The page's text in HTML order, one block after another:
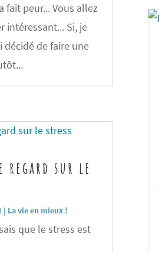
fait peur... Vous allez
intéressant... Si, je
de faire une
regard sur le
| La vie en mieux !
que le stress est